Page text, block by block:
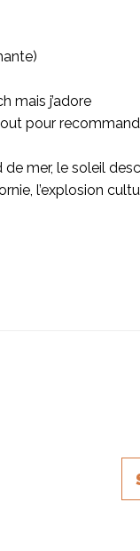
mais j’adore
pour
mer, le soleil
l’explosion